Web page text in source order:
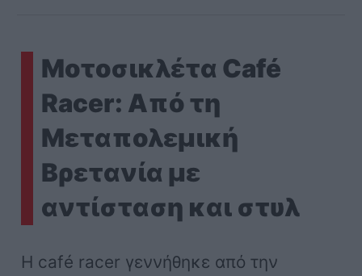
Μοτοσικλέτα Café
Racer: Από τη
Μεταπολεμική
Βρετανία με
αντίσταση και στυλ
Η café racer γεννήθηκε από την